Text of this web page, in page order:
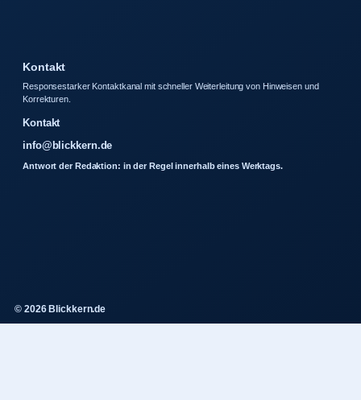
Kontakt
Responsestarker Kontaktkanal mit schneller Weiterleitung von Hinweisen und
Korrekturen.
Kontakt
info@blickkern.de
Antwort der Redaktion: in der Regel innerhalb eines Werktags.
© 2026 Blickkern.de